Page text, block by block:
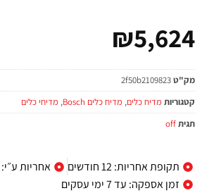
₪5,624
מק"ט2f50b2109823
קטגוריות מדיח כלים, מדיח כלים Bosch , מדיחי כלים
תגיתoff
תקופת אחריות: 12 חודשים
אחריות ע״י: B/S/H
זמן אספקה: עד 7 ימי עסקים